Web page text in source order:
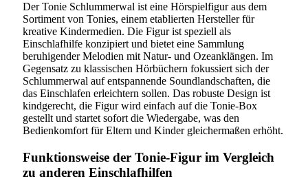
Der Tonie Schlummerwal ist eine Hörspielfigur aus dem
Sortiment von Tonies, einem etablierten Hersteller für
kreative Kindermedien. Die Figur ist speziell als
Einschlafhilfe konzipiert und bietet eine Sammlung
beruhigender Melodien mit Natur- und Ozeanklängen. Im
Gegensatz zu klassischen Hörbüchern fokussiert sich der
Schlummerwal auf entspannende Soundlandschaften, die
das Einschlafen erleichtern sollen. Das robuste Design ist
kindgerecht, die Figur wird einfach auf die Tonie-Box
gestellt und startet sofort die Wiedergabe, was den
Bedienkomfort für Eltern und Kinder gleichermaßen erhöht.
Funktionsweise der Tonie-Figur im Vergleich
zu anderen Einschlafhilfen